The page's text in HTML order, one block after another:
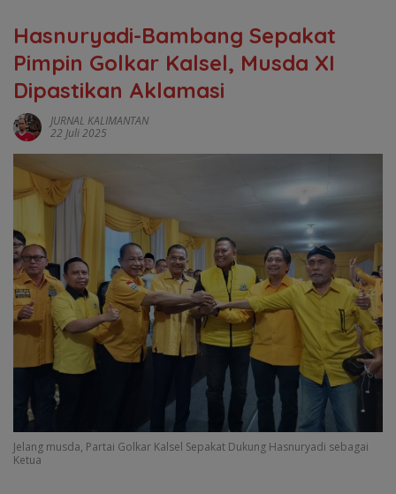
Hasnuryadi-Bambang Sepakat
Pimpin Golkar Kalsel, Musda XI
Dipastikan Aklamasi
JURNAL KALIMANTAN
22 Juli 2025
Jelang musda, Partai Golkar Kalsel Sepakat Dukung Hasnuryadi sebagai
Ketua